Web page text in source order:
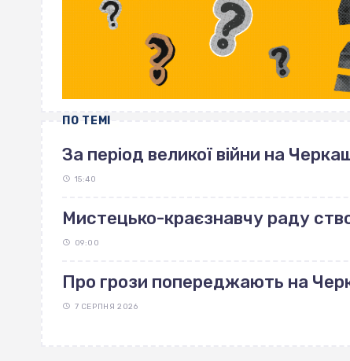
ПО ТЕМІ
За період великої війни на
15:40
Мистецько-краєзнавчу раду
09:00
Про грози попереджають на
7 СЕРПНЯ 2026